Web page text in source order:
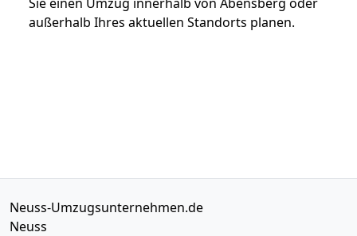
außerhalb Ihres aktuellen Standorts planen.
Neuss-Umzugsunternehmen.de
Neuss